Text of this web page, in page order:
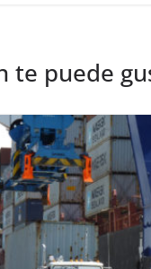
te puede